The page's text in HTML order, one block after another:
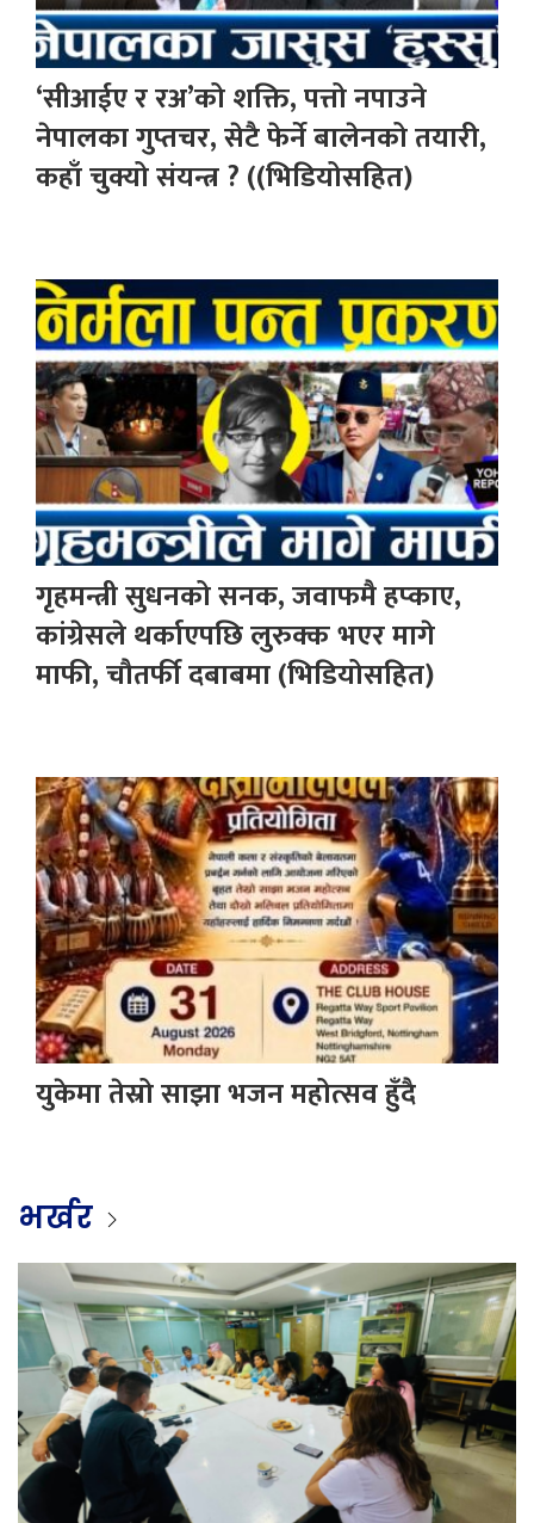
‘सीआईए र रअ’को शक्ति, पत्तो नपाउने
नेपालका गुप्तचर, सेटै फेर्ने बालेनको तयारी,
कहाँ चुक्यो संयन्त्र ? ((भिडियोसहित)
गृहमन्त्री सुधनको सनक, जवाफमै हप्काए,
कांग्रेसले थर्काएपछि लुरुक्क भएर मागे
माफी, चौतर्फी दबाबमा (भिडियोसहित)
युकेमा तेस्रो साझा भजन महोत्सव हुँदै
भर्खर